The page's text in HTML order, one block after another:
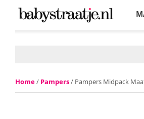
Home/ Pampers/ Pampers Midpack